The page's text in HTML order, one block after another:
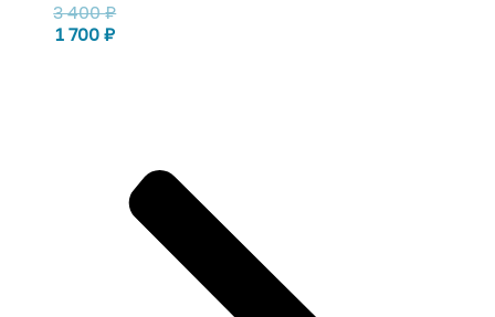
3 400₽
1 700 ₽